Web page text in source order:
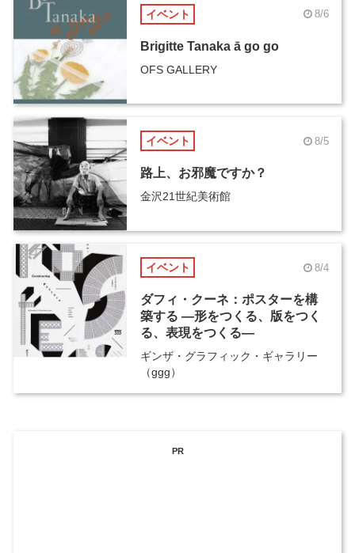
イベント 8/6
Brigitte Tanaka ā go go
OFS GALLERY
イベント 8/5
路上、お邪魔ですか？
金沢21世紀美術館
イベント 8/4
ダフィ・クーネ：ポスターを構
築する ―形をつくる、版をつく
る、表現をつくる―
ギンザ・グラフィック・ギャラリー
（ggg）
PR